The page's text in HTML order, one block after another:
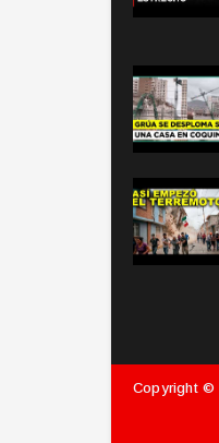
Copyright ©